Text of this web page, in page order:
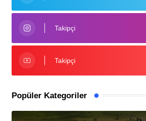
Takipçi
Takipçi
Popüler Kategoriler